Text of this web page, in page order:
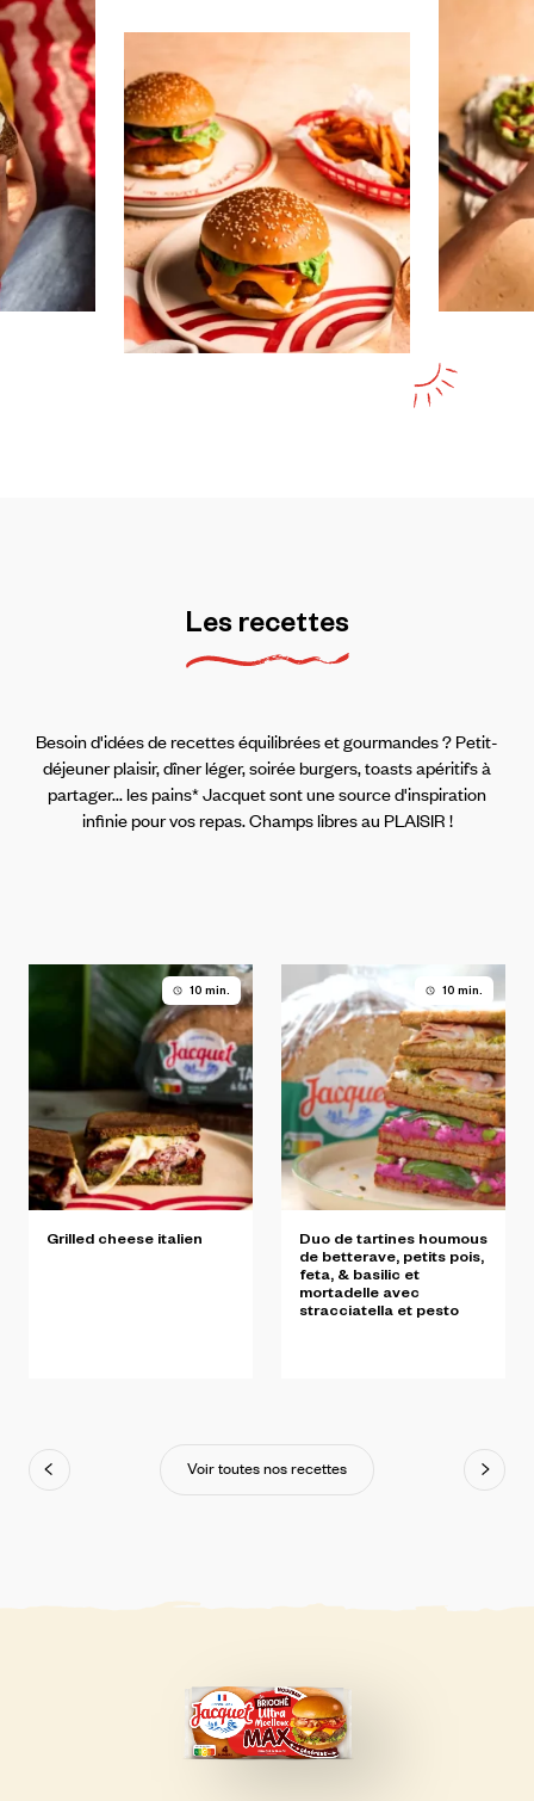
Les recettes
Besoin d'idées de recettes équilibrées et gourmandes ? Petit-
déjeuner plaisir, dîner léger, soirée burgers, toasts apéritifs à
partager... les pains* Jacquet sont une source d'inspiration
infinie pour vos repas. Champs libres au PLAISIR !
10 min.
Grilled cheese italien
10 min.
Duo detartines houmous
de betterave, petits pois,
feta, & basilic et
mortadelle avec
stracciatella et pesto
Voir toutes nos recettes